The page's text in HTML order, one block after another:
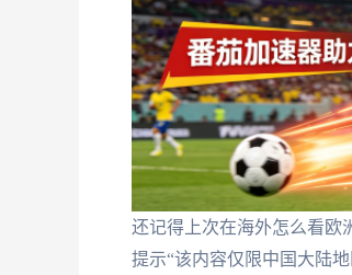
还记得上次在海外怎么看欧
提示“该内容仅限中国大陆